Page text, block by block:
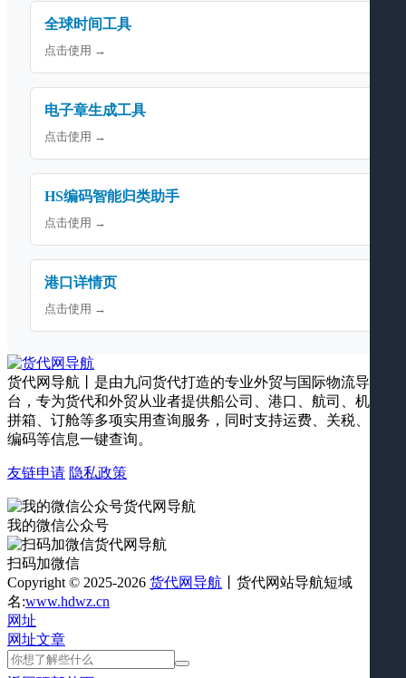
全球时间工具
点击使用 →
电子章生成工具
点击使用 →
HS编码智能归类助手
点击使用 →
港口详情页
点击使用 →
货代网导航丨是由九问货代打造的专业外贸与国际物流导航平
台，专为货代和外贸从业者提供船公司、港口、航司、机场、
拼箱、订舱等多项实用查询服务，同时支持运费、关税、海关
编码等信息一键查询。
友链申请 隐私政策
我的微信公众号
扫码加微信
Copyright © 2025-2026 货代网导航 丨货代网站导航短域
名:www.hdwz.cn
网址
网址文章